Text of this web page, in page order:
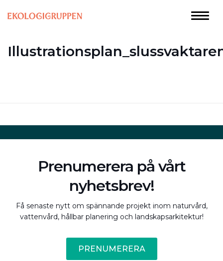
Prenumerera på vårt
nyhetsbrev!
Få senaste nytt om spännande projekt inom naturvård,
vattenvård, hållbar planering och landskapsarkitektur!
PRENUMERERA